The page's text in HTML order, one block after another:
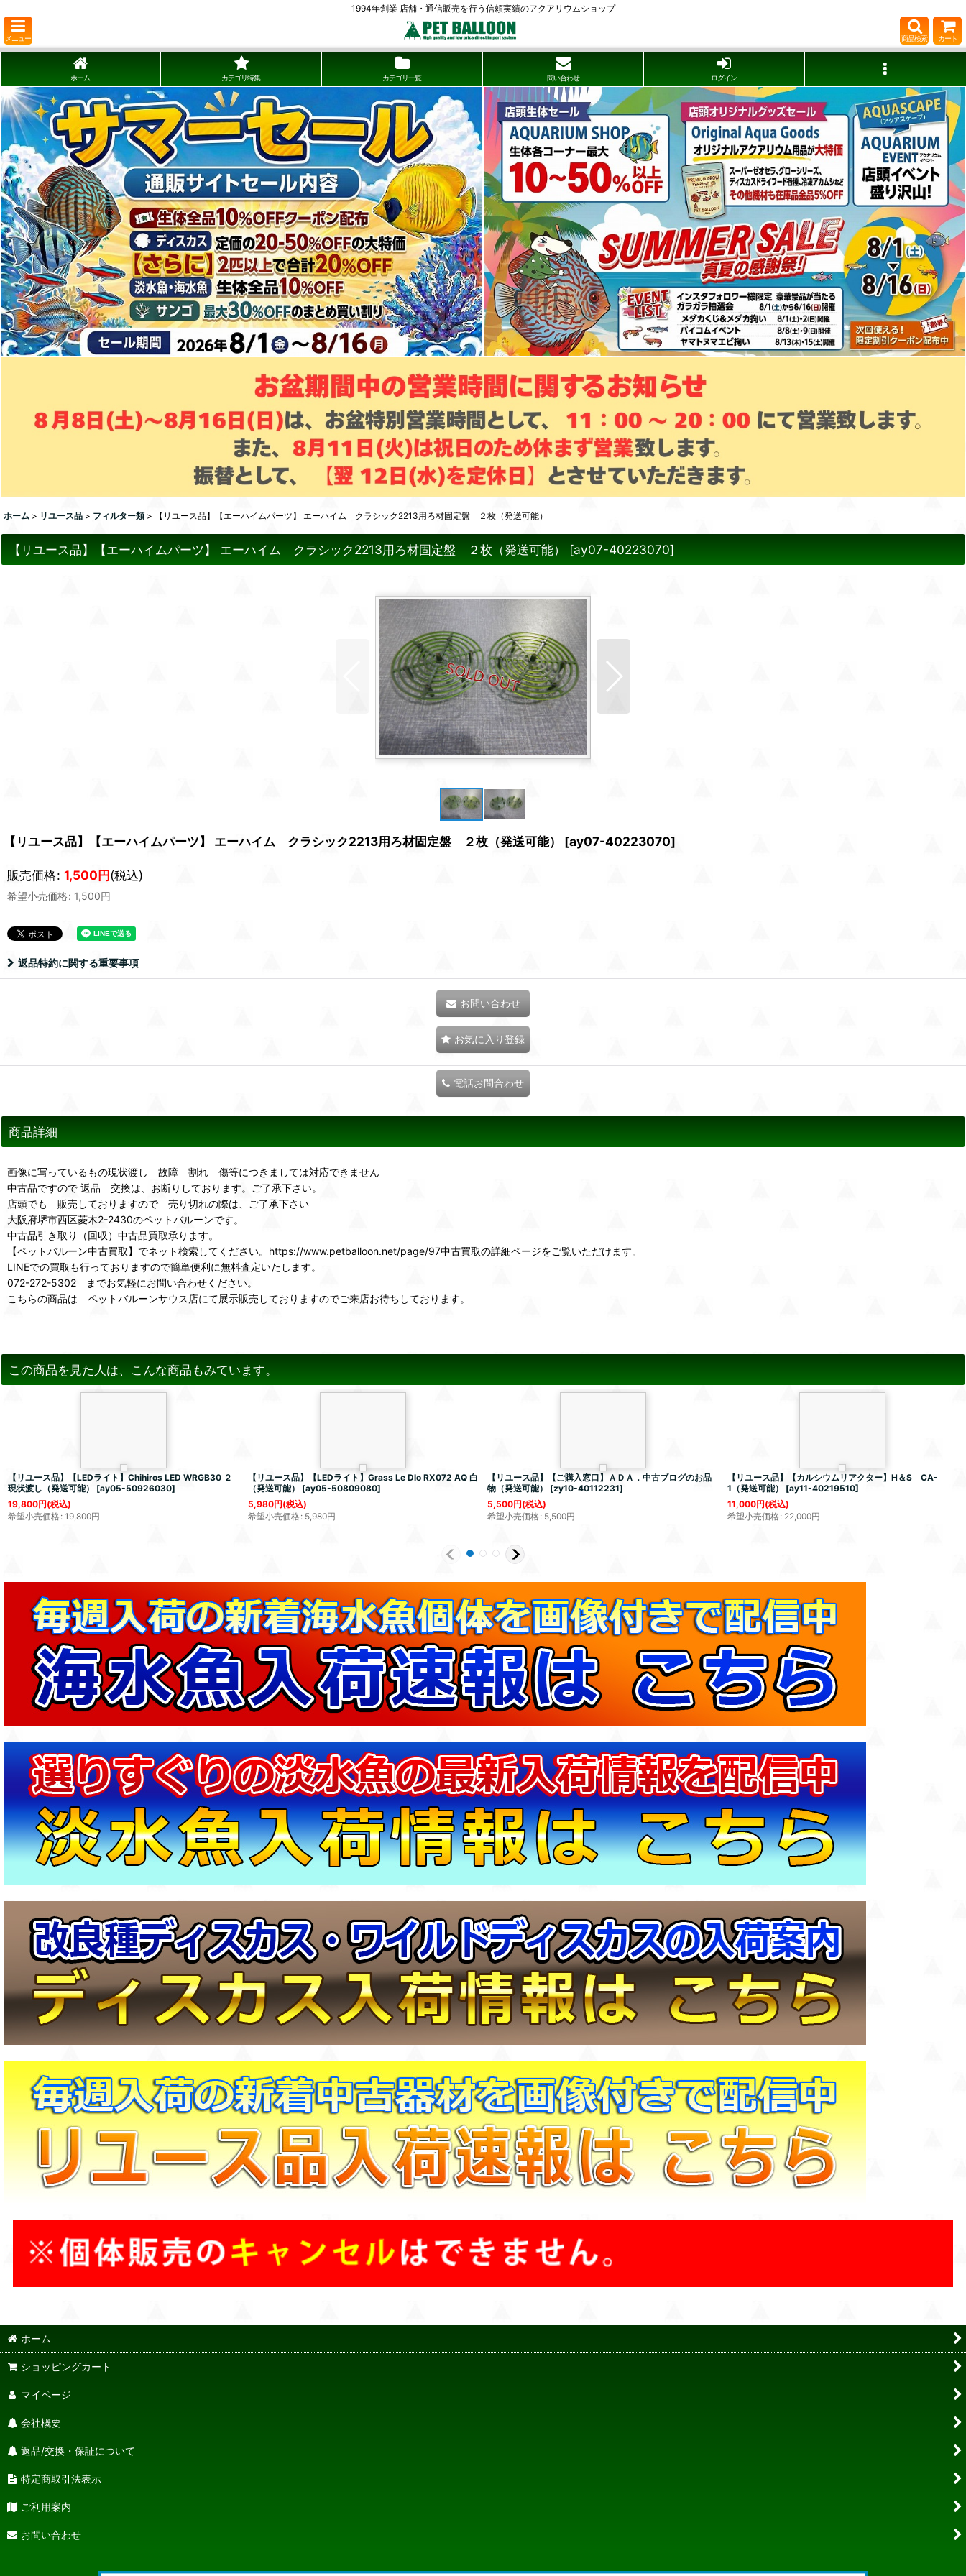
1994年創業 店舗・通信販売を行う信頼実績のアクアリウムショップ
メニュー 商品検索 カート
ホーム カテゴリ特集 カテゴリ一覧 問い合わせ ログイン
ホーム > リユース品 > フィルター類 > 【リユース品】【エーハイムパーツ】 エーハイム クラシック2213用ろ材固定盤 ２枚（発送可能）
【リユース品】【エーハイムパーツ】 エーハイム クラシック2213用ろ材固定盤 ２枚（発送可能） [ay07-40223070]
【リユース品】【エーハイムパーツ】 エーハイム クラシック2213用ろ材固定盤 ２枚（発送可能） [ay07-40223070]
販売価格: 1,500円(税込)
希望小売価格: 1,500円
返品特約に関する重要事項
お問い合わせ
お気に入り登録
電話お問合わせ
商品詳細
画像に写っているもの現状渡し 故障 割れ 傷等につきましては対応できません
中古品ですので 返品 交換は、お断りしております。ご了承下さい。
店頭でも 販売しておりますので 売り切れの際は、ご了承下さい
大阪府堺市西区菱木2-2430のペットバルーンです。
中古品引き取り（回収）中古品買取承ります。
【ペットバルーン中古買取】でネット検索してください。https://www.petballoon.net/page/97中古買取の詳細ページをご覧いただけます。
LINEでの買取も行っておりますので簡単便利に無料査定いたします。
072-272-5302 までお気軽にお問い合わせください。
こちらの商品は ペットバルーンサウス店にて展示販売しておりますのでご来店お待ちしております。
この商品を見た人は、こんな商品もみています。
【リユース品】【LEDライト】Chihiros LED WRGB30 ２
現状渡し（発送可能）
[ay05-50926030]
19,800円(税込)
希望小売価格: 19,800円
【リユース品】【LEDライト】Grass Le Dlo RX072 AQ 白
（発送可能）
[ay05-50809080]
5,980円(税込)
希望小売価格: 5,980円
【リユース品】【ご購入窓口】ＡＤＡ．中古ブログのお品
物（発送可能）
[zy10-40112231]
5,500円(税込)
希望小売価格: 5,500円
【リユース品】【カルシウムリアクター】H＆S CA-
1（発送可能）
[ay11-40219510]
11,000円(税込)
希望小売価格: 22,000円
ホーム
ショッピングカート
マイページ
会社概要
返品/交換・保証について
特定商取引法表示
ご利用案内
お問い合わせ